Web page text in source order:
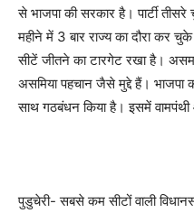
से भाजपा की सरकार है। पार्टी तीसरे
महीने में 3 बार राज्य का दौरा कर
सीटें जीतने का टारगेट रखा है। असम
असमिया पहचान जैसे मुद्दे हैं। भाजपा
साथ गठबंधन किया है। इसमें वामपंथी
पुडुचेरी- सबसे कम सीटों वाली